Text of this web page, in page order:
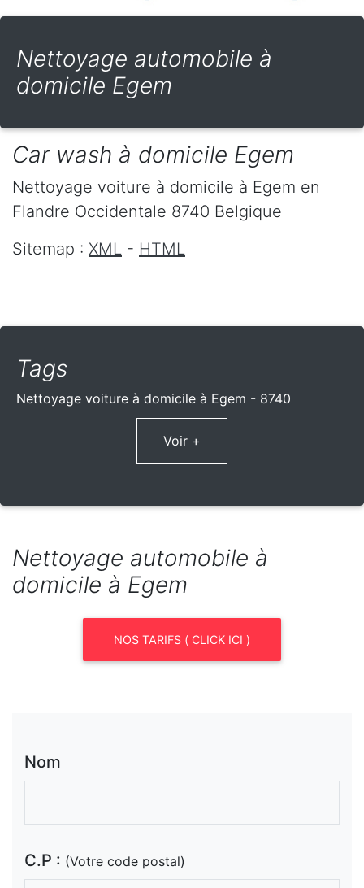
Nettoyage automobile à
domicile Egem
Car wash à domicile Egem
Nettoyage voiture à domicile à Egem en
Flandre Occidentale 8740 Belgique
Sitemap : XML - HTML
Tags
Nettoyage voiture à domicile à Egem - 8740
Voir +
Nettoyage automobile à
domicile à Egem
NOS TARIFS ( CLICK ICI )
Nom
C.P : (Votre code postal)